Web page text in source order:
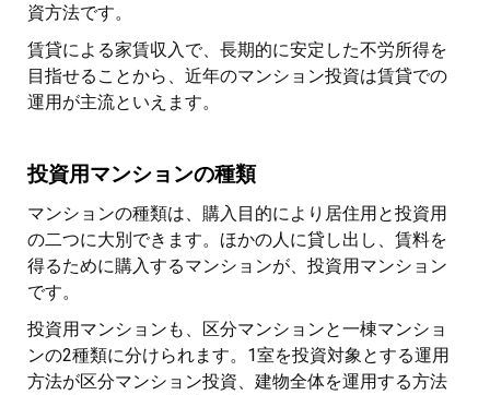
資方法です。
賃貸による家賃収入で、長期的に安定した不労所得を
目指せることから、近年のマンション投資は賃貸での
運用が主流といえます。
投資用マンションの種類
マンションの種類は、購入目的により居住用と投資用
の二つに大別できます。ほかの人に貸し出し、賃料を
得るために購入するマンションが、投資用マンション
です。
投資用マンションも、区分マンションと一棟マンショ
ンの2種類に分けられます。1室を投資対象とする運用
方法が区分マンション投資、建物全体を運用する方法